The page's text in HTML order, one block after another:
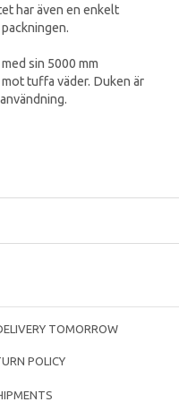
har även en enkelt
sin 5000 mm
tuffa väder. Duken är
TOMORROW
POLICY